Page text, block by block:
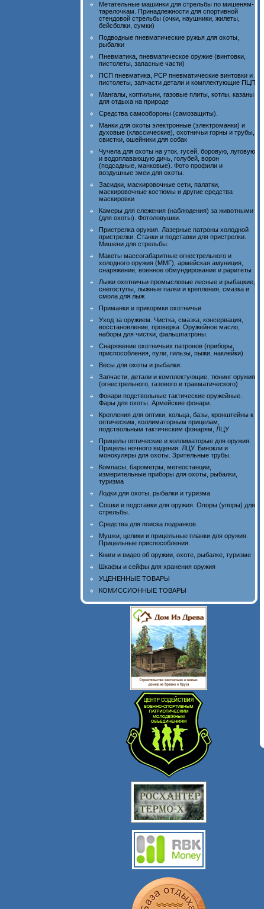
Метательные машинки для стрельбы по мишеням-
тарелочкам. Принадлежности для спортивной
стендовой стрельбы (очки, наушники, жилеты,
бейсболки, сумки)
Подводные пневматические ружья для охоты,
рыбалки
Пневматика, пневматическое оружие (винтовки,
пистолеты, запасные части)
ПСП пневматика, PCP пневматические винтовки и
пистолеты, запчасти детали и комплектующие ПЦП
Мангалы, коптильни, газовые плиты, котлы, казаны
для отдыха на природе
Средства самообороны (самозащиты).
Манки для охоты электронные (электроманки) и
духовые (классические), охотничьи горны и трубы,
свистки, ошейники для собак
Чучела для охоты на уток, гусей, боровую, луговую
и водоплавающую дичь, голубей, ворон
(подсадные, манковые). Фото профили и
воздушные змеи для охоты.
Засидки, маскировочные сети, палатки,
маскировочные костюмы и другие средства
маскировки
Камеры для слежения (наблюдения) за животными
(для охоты). Фотоловушки.
Пристрелка оружия. Лазерные патроны холодной
пристрелки. Станки и подставки для пристрелки.
Мишени для стрельбы.
Макеты массогабаритные огнестрельного и
холодного оружия (ММГ), армейская амуниция,
снаряжение, военное обмундирование и раритеты
Лыжи охотничьи промысловые лесные и рыбацкие,
снегоступы, лыжные палки и крепления, смазка и
смола для лыж
Приманки и прикормки охотничьи
Уход за оружием. Чистка, смазка, консервация,
восстановление, проверка. Оружейное масло,
наборы для чистки, фальшпатроны.
Снаряжение охотничьих патронов (приборы,
приспособления, пули, гильзы, пыжи, наклейки)
Весы для охоты и рыбалки.
Запчасти, детали и комплектующие, тюнинг оружия
(огнестрельного, газового и травматического)
Фонари подствольные тактические оружейные.
Фары для охоты. Армейские фонари.
Крепления для оптики, кольца, базы, кронштейны к
оптическим, коллиматорным прицелам,
подствольным тактическим фонарям, ЛЦУ
Прицелы оптические и коллиматорые для оружия.
Прицелы ночного видения. ЛЦУ. Бинокли и
монокуляры для охоты. Зрительные трубы.
Компасы, барометры, метеостанции,
измерительные приборы для охоты, рыбалки,
туризма
Лодки для охоты, рыбалки и туризма
Сошки и подставки для оружия. Опоры (упоры) для
стрельбы.
Средства для поиска подранков.
Мушки, целики и прицельные планки для оружия.
Прицельные приспособления.
Книги и видео об оружии, охоте, рыбалке, туризме
Шкафы и сейфы для хранения оружия
УЦЕНЕННЫЕ ТОВАРЫ
КОМИССИОННЫЕ ТОВАРЫ